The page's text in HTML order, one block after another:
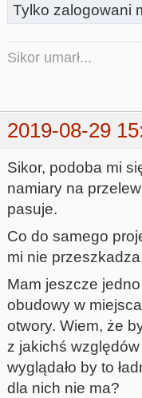
Tylko zalogowani
Sikor umarł...
2019-08-29
Sikor, podoba mi
namiary na
pasuje.
Co do samego
mi nie
Mam jeszcze
obudowy w
otwory. Wiem, że
z jakichś
wyglądało by to
dla nich nie ma?